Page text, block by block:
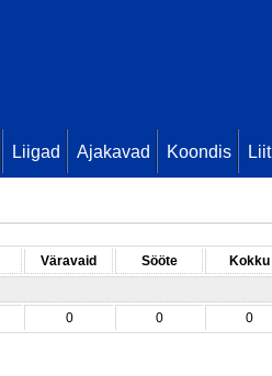
Liigad Ajakavad Koondis Liit
Väravaid Sööte
Kokku
0 0 0